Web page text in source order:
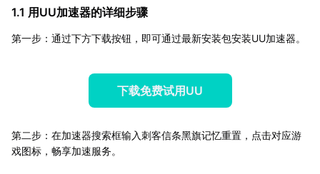
1.1 用UU加速器的详细步骤
第一步：通过下方下载按钮，即可通过最新安装包安装UU加速器。
下载免费试用UU
第二步：在加速器搜索框输入刺客信条黑旗记忆重置，点击对应游
戏图标，畅享加速服务。